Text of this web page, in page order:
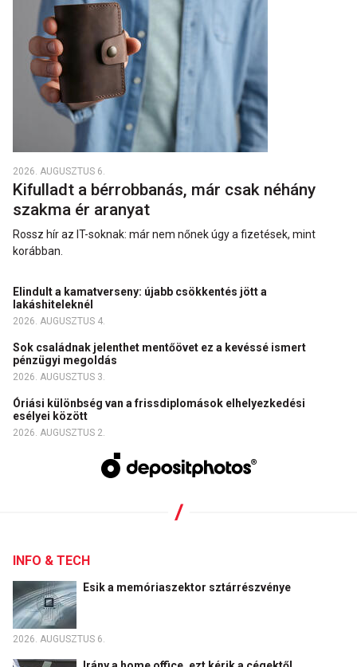
2026. AUGUSZTUS 6.
Kifulladt a bérrobbanás, már csak néhány
szakma ér aranyat
Rossz hír az IT-soknak: már nem nőnek úgy a fizetések, mint
korábban.
Elindult a kamatverseny: újabb csökkentés jött a
lakáshiteleknél
2026. AUGUSZTUS 4.
Sok családnak jelenthet mentőövet ez a kevéssé ismert
pénzügyi megoldás
2026. AUGUSZTUS 3.
Óriási különbség van a frissdiplomások elhelyezkedési
esélyei között
2026. AUGUSZTUS 2.
INFO & TECH
Esik a memóriaszektor sztárrészvénye
2026. AUGUSZTUS 6.